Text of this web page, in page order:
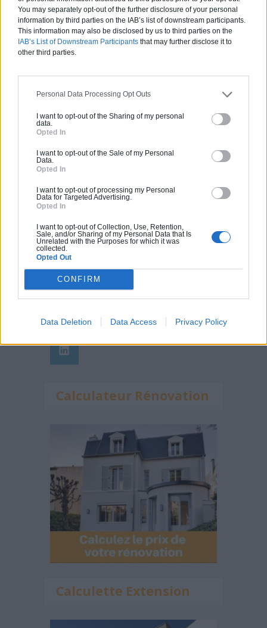
You may separately opt-out of the further disclosure of your personal
information by third parties on the IAB’s list of downstream participants.
This information may also be disclosed by us to third parties on the
IAB’s List of Downstream Participants that may further disclose it to
other third parties.
Personal Data Processing Opt Outs
I want to opt-out of the Sharing of my personal
data.
Opted In
I want to opt-out of the Sale of my Personal
Data.
Opted In
I want to opt-out of processing my Personal
Data for Targeted Advertising.
Opted In
I want to opt-out of Collection, Use, Retention,
Sale, and/or Sharing of my Personal Data that Is
Unrelated with the Purposes for which it was
collected.
Opted Out
CONFIRM
Data Deletion Data Access Privacy Policy
Articles récents
son extérieur ?
extérieure de sa maison ?
conseils pour garder sa maison au
frais ?
domicile ?
Suivez-nous !
Calculateur Rénovation
Calculette Extension